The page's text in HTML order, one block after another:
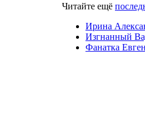
Читайте ещё
Ирина
Изгнанный
Фанатка